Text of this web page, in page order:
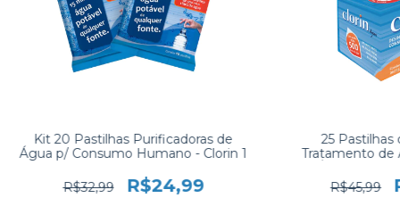
Kit 20 Pastilhas Purificadoras de
Água p/ Consumo Humano - Clorin 1
R$32,99 R$24,99
25 Pastilhas
Tratamento de
R$45,99